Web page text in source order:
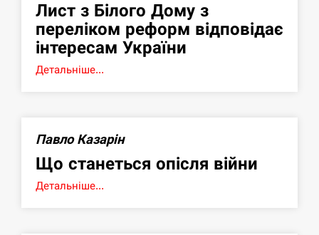
Лист з Білого Дому з
переліком реформ відповідає
інтересам України
Детальніше...
Павло Казарін
Що станеться опісля війни
Детальніше...